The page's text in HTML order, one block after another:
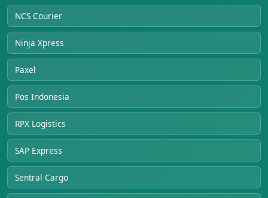
NCS Courier
Ninja Xpress
Paxel
Pos Indonesia
RPX Logistics
SAP Express
Sentral Cargo